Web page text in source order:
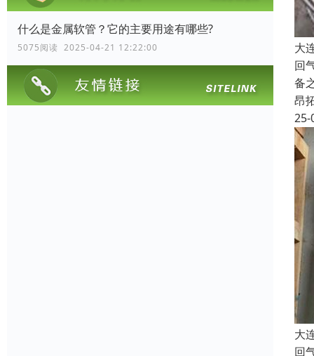
什么是金属软管？它的主要用途有哪些?
5075阅读 2025-04-21 12:22:00
大
回
备
昂
25-
大
回